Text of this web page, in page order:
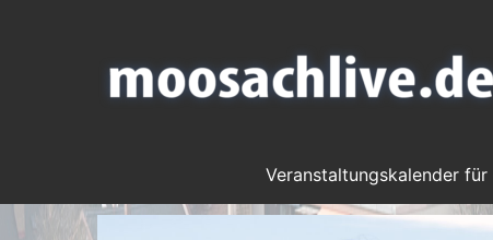
Veranstaltungskalender